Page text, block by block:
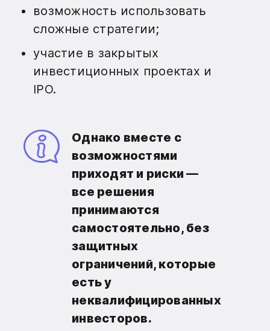
возможность использовать
сложные стратегии;
участие в закрытых
инвестиционных проектах и
IPO.
Однако вместе с
возможностями
приходят и риски —
все решения
принимаются
самостоятельно, без
защитных
ограничений, которые
есть у
неквалифицированных
инвесторов.